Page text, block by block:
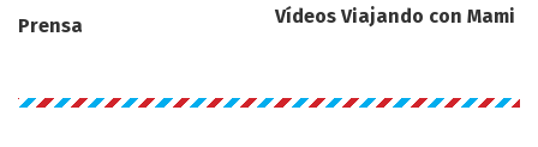
Prensa
Vídeos Viajando con Mami